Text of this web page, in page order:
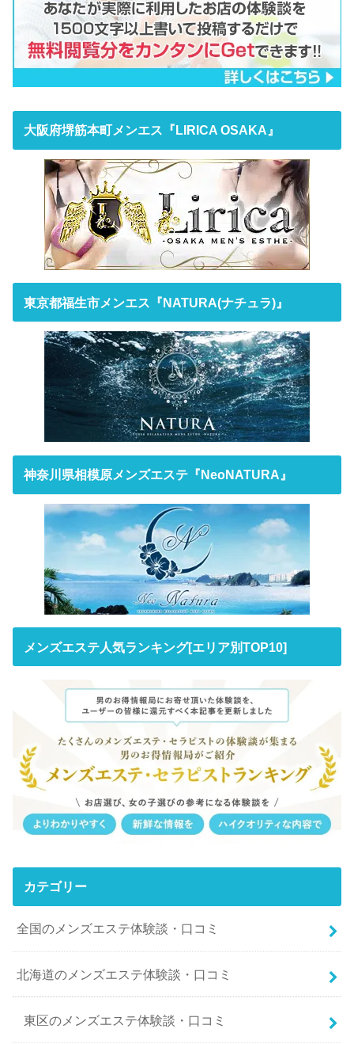
大阪府堺筋本町メンエス『LIRICA OSAKA』
東京都福生市メンエス『NATURA(ナチュラ)』
神奈川県相模原メンズエステ『NeoNATURA』
メンズエステ人気ランキング[エリア別TOP10]
カテゴリー
全国のメンズエステ体験談・口コミ
北海道のメンズエステ体験談・口コミ
東区のメンズエステ体験談・口コミ